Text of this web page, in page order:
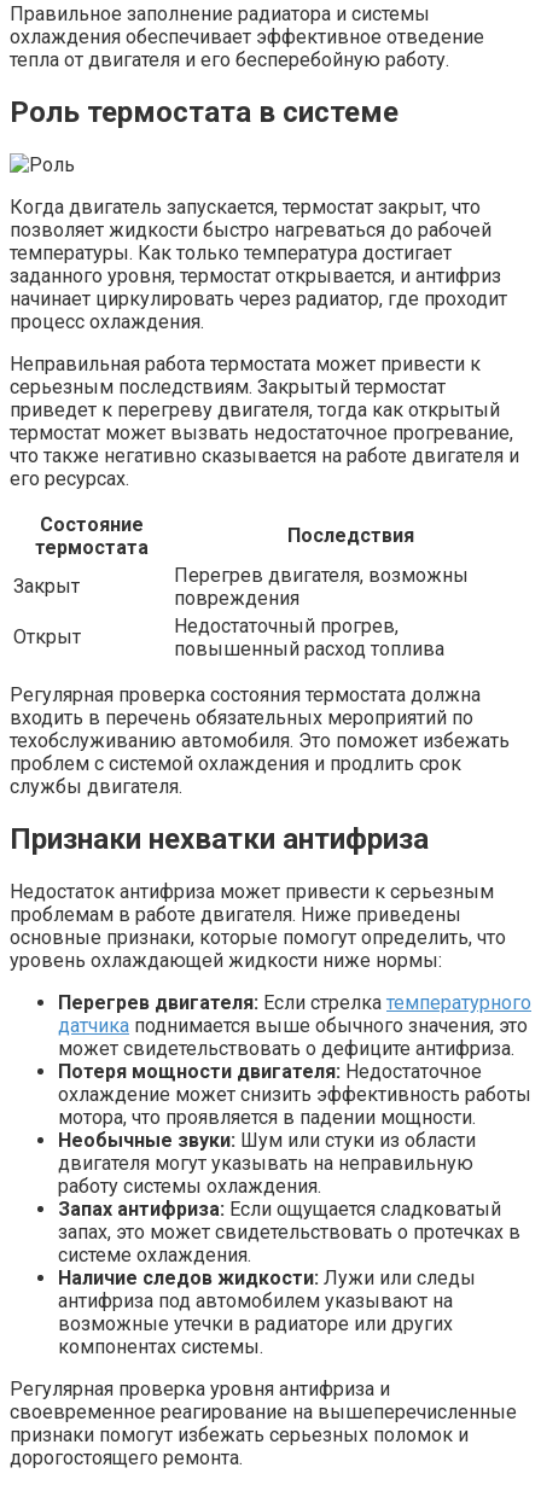
Правильное заполнение радиатора и системы
охлаждения обеспечивает эффективное отведение
тепла от двигателя и его бесперебойную работу.
Роль термостата в системе
Когда двигатель запускается, термостат закрыт, что
позволяет жидкости быстро нагреваться до рабочей
температуры. Как только температура достигает
заданного уровня, термостат открывается, и антифриз
начинает циркулировать через радиатор, где проходит
процесс охлаждения.
Неправильная работа термостата может привести к
серьезным последствиям. Закрытый термостат
приведет к перегреву двигателя, тогда как открытый
термостат может вызвать недостаточное прогревание,
что также негативно сказывается на работе двигателя и
его ресурсах.
Состояние
термостата
Последствия
Закрыт
Перегрев двигателя, возможны
повреждения
Открыт
Недостаточный прогрев,
повышенный расход топлива
Регулярная проверка состояния термостата должна
входить в перечень обязательных мероприятий по
техобслуживанию автомобиля. Это поможет избежать
проблем с системой охлаждения и продлить срок
службы двигателя.
Признаки нехватки антифриза
Недостаток антифриза может привести к серьезным
проблемам в работе двигателя. Ниже приведены
основные признаки, которые помогут определить, что
уровень охлаждающей жидкости ниже нормы:
Перегрев двигателя: Если стрелка температурного
датчика поднимается выше обычного значения, это
может свидетельствовать о дефиците антифриза.
Потеря мощности двигателя: Недостаточное
охлаждение может снизить эффективность работы
мотора, что проявляется в падении мощности.
Необычные звуки: Шум или стуки из области
двигателя могут указывать на неправильную
работу системы охлаждения.
Запах антифриза: Если ощущается сладковатый
запах, это может свидетельствовать о протечках в
системе охлаждения.
Наличие следов жидкости: Лужи или следы
антифриза под автомобилем указывают на
возможные утечки в радиаторе или других
компонентах системы.
Регулярная проверка уровня антифриза и
своевременное реагирование на вышеперечисленные
признаки помогут избежать серьезных поломок и
дорогостоящего ремонта.